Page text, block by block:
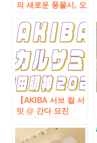
의 새로운 풍물시, 오
작 미디어 아트가 아
키하바라 UDX에 등
장. 아키하바라 UDX
winter illumination
2023
【AKIBA 서브 컬 서
밋 @ 간다 묘진
바라에 활기찬 광장